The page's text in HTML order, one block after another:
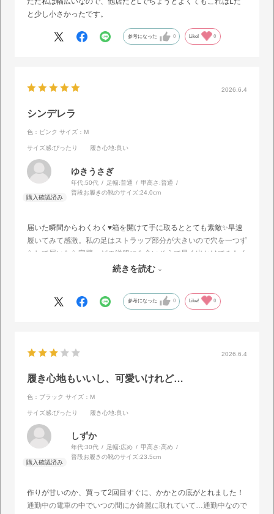
と少し小さかったです。
参考になった 0 Like! 0
2026.6.4
シンデレラ
色：ピンク サイズ：M
サイズ感:ぴったり 履き心地:良い
ゆきうさぎ
年代:50代 足幅:普通 甲高さ:普通
普段お履きの靴のサイズ:24.0cm
届いた瞬間からわくわく♥️箱を開けて手に取るととても素敵✨️早速
履いてみて感激。私の足はストラップ部分が大きいので穴を一つず
らして履いたら完璧。どの洋服にも合いそうで早く出かけてみたく
なりました。シンデレラのように夢の時間を与えてくれそうな予感
続きを読む
参考になった 0 Like! 0
2026.6.4
履き心地もいいし、可愛いけれど…
色：ブラック サイズ：M
サイズ感:ぴったり 履き心地:良い
しずか
年代:30代 足幅: 広め 甲高さ:高め
普段お履きの靴のサイズ:23.5cm
作りが甘いのか、買って2回目すぐに、かかとの底がとれました！
通勤中の電車の中でいつの間にか綺麗に取れていて…通勤中なので